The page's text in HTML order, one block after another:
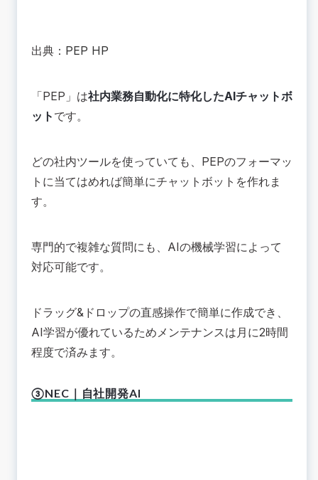
出典： PEP HP
「PEP」は社内業務自動化に特化したAIチャットボ
ット です。
どの社内ツールを使っていても、PEPのフォーマッ
トに当てはめれば簡単にチャットボットを作れま
す。
専門的で複雑な質問にも、AIの機械学習によって
対応可能です。
ドラッグ&ドロップの直感操作で簡単に作成でき、
AI学習が優れているためメンテナンスは月に2時間
程度で済みます。
③NEC｜自社開発AI